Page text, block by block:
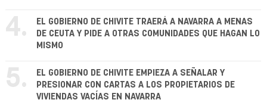
4.
EL GOBIERNO DE CHIVITE TRAERÁ A NAVARRA A MENAS
DE CEUTA Y PIDE A OTRAS COMUNIDADES QUE HAGAN LO
MISMO
5.
EL GOBIERNO DE CHIVITE EMPIEZA A SEÑALAR Y
PRESIONAR CON CARTAS A LOS PROPIETARIOS DE
VIVIENDAS VACÍAS EN NAVARRA